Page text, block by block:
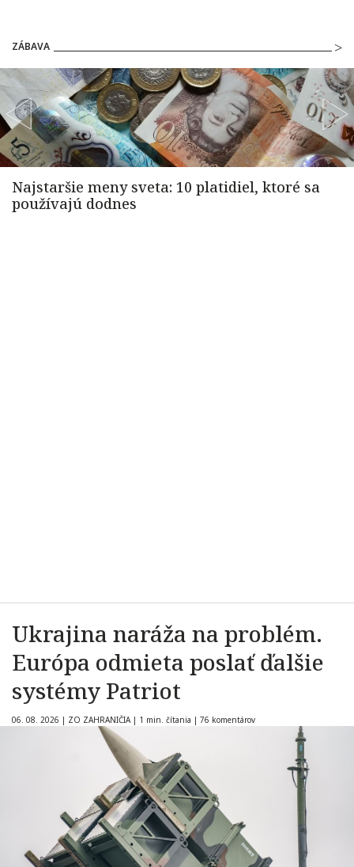
ZÁBAVA
Ukrajina naráža na problém.
Európa odmieta poslať ďalšie
systémy Patriot
06. 08. 2026 | ZO ZAHRANIČIA | 1 min. čítania | 76 komentárov